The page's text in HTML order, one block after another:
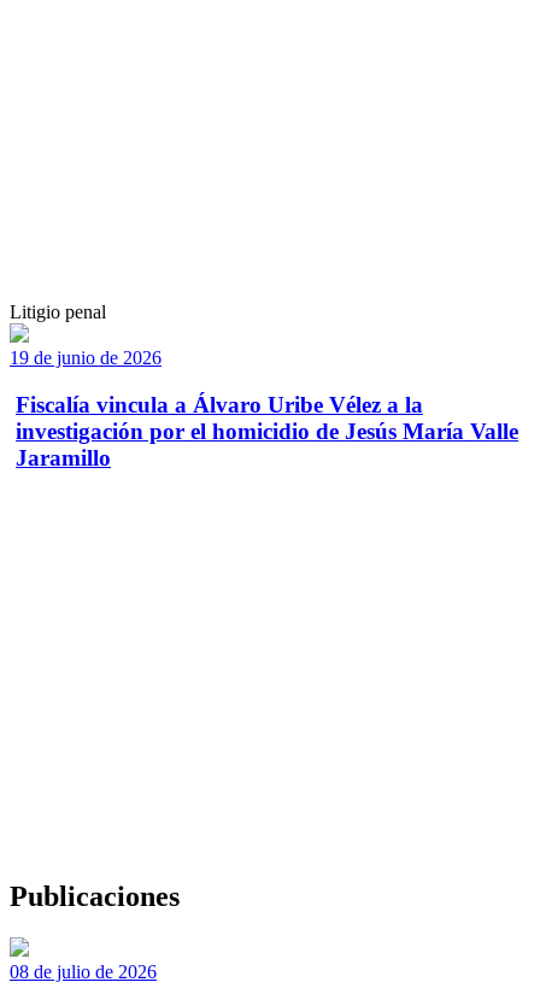
Litigio penal
19 de junio de 2026
Fiscalía vincula a Álvaro Uribe Vélez a la
investigación por el homicidio de Jesús María Valle
Jaramillo
Publicaciones
08 de julio de 2026